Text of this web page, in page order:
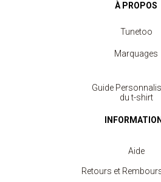
À PROPOS
Tunetoo
Marquages
Guide
du t-shirt
Aide
Retours et